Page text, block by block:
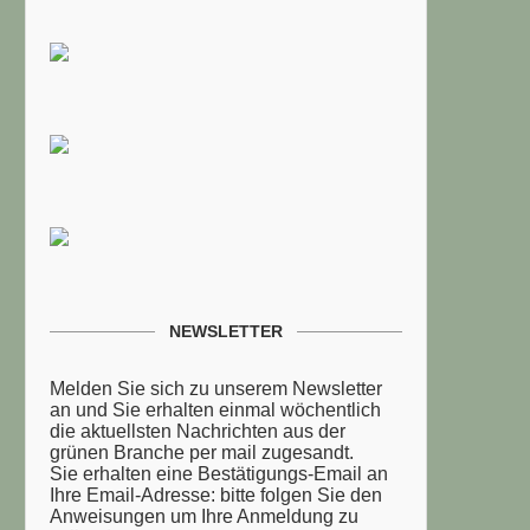
NEWSLETTER
Melden Sie sich zu unserem Newsletter
an und Sie erhalten einmal wöchentlich
die aktuellsten Nachrichten aus der
grünen Branche per mail zugesandt.
Sie erhalten eine Bestätigungs-Email an
Ihre Email-Adresse: bitte folgen Sie den
Anweisungen um Ihre Anmeldung zu